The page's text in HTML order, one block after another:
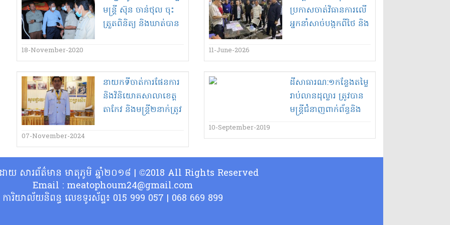
មន្ត្រី ស៊ុន ចាន់ថុល ចុះ​
ត្រួតពិនិត្យ និង​ឃាត់​បាន​
18-November-2020
ប្រកាសចាត់វិធានការលើ
អ្នកនាំសាច់បង្កកពីថៃ និង
សាច់បង្កកនៅភ្នំពេញរក
មិនឃើញបទល្មើស
11-June-2026
នាយក​ទីចាត់ការ​ផែនការ
និង​វិនិយោគ​សាលាខេត្ត​
តាកែវ និង​មន្ត្រី​២​នាក់​ត្រូវ
ACU ឃាត់ខ្លួន​
07-November-2024
ដី​សាធារណ​:១​កន្លែង​តម្លៃ​
រាប់លាន​ដុល្លារ ត្រូវបាន​
មន្ត្រី​ជំនាញ​ពាក់ព័ន្ធ​និង​
ជា​លក្ខណ​: ប្រព័ន្ធ ចេញ​
10-September-2019
ដោយ សារព័ត៌មាន មាតុភូមិ ឆ្នាំ២០១៨ | ©2018 All Rights Reserved
Email : meatophoum24@gmail.com
ការិយាល័យនិពន្ធ លេខទូរស័ព្ទ៖ 015 999 057 | 068 669 899